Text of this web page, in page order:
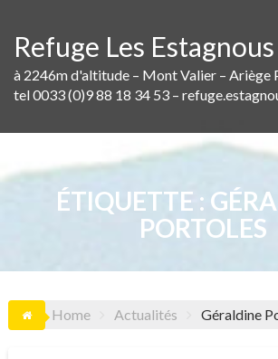
content
Refuge Les Estagnous
à 2246m d'altitude – Mont Valier – Ariège
tel 0033 (0)9 88 18 34 53 –
ÉTIQUETTE :
PORTOLES
Home Actualités Géraldine